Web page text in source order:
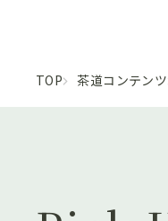
TOP 茶道コンテンツ